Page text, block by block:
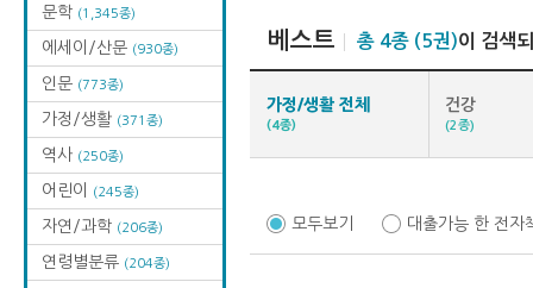
문학 (1,345종)
에세이/산문 (930종)
인문 (773종)
가정/생활 (371종)
역사 (250종)
어린이 (245종)
자연/과학 (206종)
연령별분류 (204종)
베스트 총 4종 (5권)이 검색
가정/생활 전체
(4종)
건강
(2종)
모두보기 대출가능 한 전자